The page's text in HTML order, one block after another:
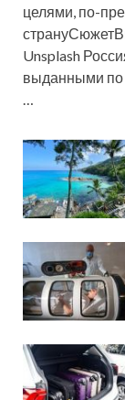
целями, по-
Unsplash
выданными по
…